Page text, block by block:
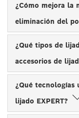
¿Cómo mejora la
eliminación del
¿Qué tipos de
accesorios de
¿Qué tecnologías
lijado EXPERT?